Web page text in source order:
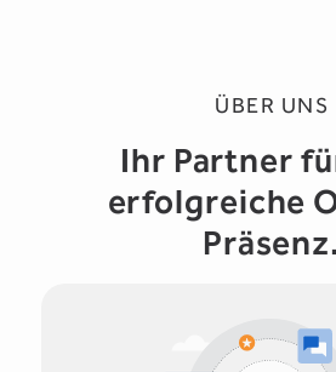
ÜBER UNS
Ihr Partner
erfolgreiche
Präsenz.